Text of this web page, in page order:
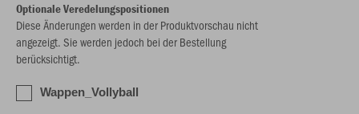
Optionale Veredelungspositionen
Diese Änderungen werden in der Produktvorschau nicht
angezeigt. Sie werden jedoch bei der Bestellung
berücksichtigt.
Wappen_Vollyball